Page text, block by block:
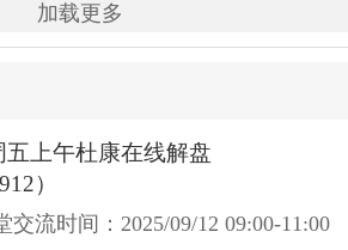
加载更多
五上午杜康在线解盘
）
交流时间：2025/09/12 09:00-11:00